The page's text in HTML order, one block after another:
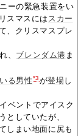
ーの緊急装置をい
スマスには スカー
、クリスマスプレ
、 ブレンダム港 ま
る男性*3が登場し
ベントでアイスク
としていたが、
しまい地面に尻も